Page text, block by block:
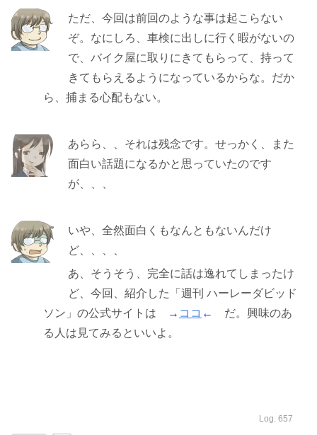
ただ、今回は前回のような事は起こらない
ぞ。なにしろ、車検に出しに行く暇がないの
で、バイク屋に取りにきてもらって、持って
きてもらえるようになっているからな。だか
ら、捕まる心配もない。
あらら、、それは残念です。せっかく、また
面白い話題になるかと思っていたのです
が、、、
いや、全然面白くもなんともないんだけ
ど、、、、
あ、そうそう、完全に話は逸れてしまったけ
ど、今回、紹介した「週刊 ハーレーダビッド
ソン」の公式サイトは
→ ココ ←
だ。興味のあ
る人は見てみるといいよ。
Log. 657